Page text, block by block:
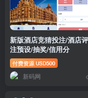
新版酒店竞猜投注/酒店
注预设/抽奖/信用分
付费资源 USD500
新码网